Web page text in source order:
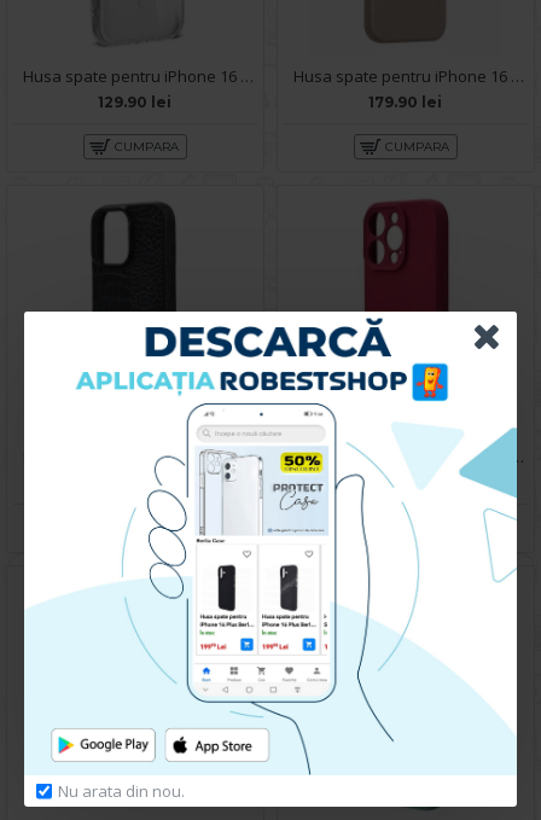
Nu arata din nou.
Husa spate pentru iPhone 16 Pro Berlia Starry Magsafe - Transparent
129.90 lei
CUMPARA
Husa spate pentru iPhone 16 Pro Keephone Rosana - Desert
179.90 lei
CUMPARA
Husa spate pentru iPhone 16 Pro Mamba Case - Negru
199.90 lei
CUMPARA
Husa spate pentru iPhone 16 Pro Silicon Line - Visiniu
99.90 lei
CUMPARA